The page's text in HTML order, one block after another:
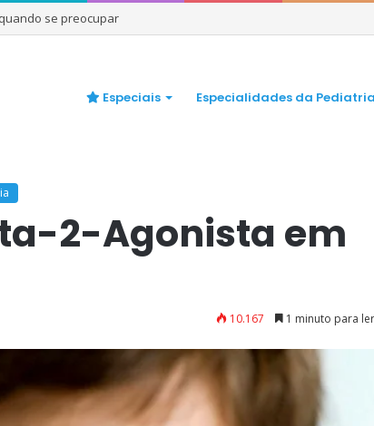
se preocupar
Especiais Especialidades da Pediatria
2-Agonista em
10.167 1 minuto para ler